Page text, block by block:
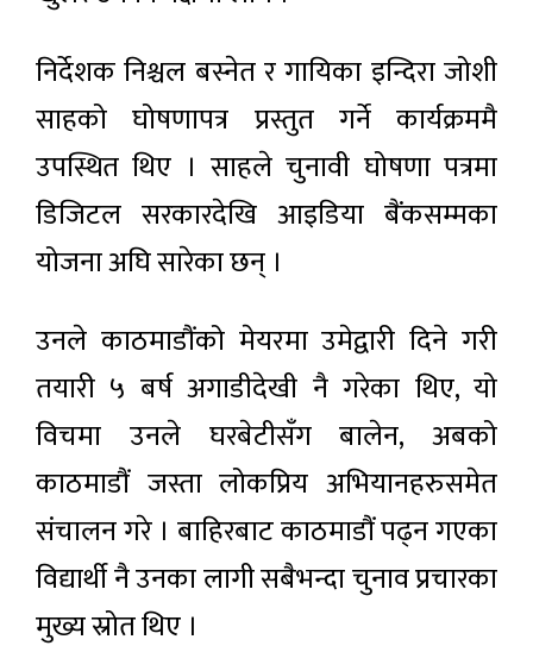
निर्देशक निश्चल बस्नेत र गायिका इन्दिरा जोशी
साहको घोषणापत्र प्रस्तुत गर्ने कार्यक्रममै
उपस्थित थिए । साहले चुनावी घोषणा पत्रमा
डिजिटल सरकारदेखि आइडिया बैंकसम्मका
योजना अघि सारेका छन् ।
उनले काठमाडौंको मेयरमा उमेद्वारी दिने गरी
तयारी ५ बर्ष अगाडीदेखी नै गरेका थिए, यो
विचमा उनले घरबेटीसँग बालेन, अबको
काठमाडौं जस्ता लोकप्रिय अभियानहरुसमेत
संचालन गरे । बाहिरबाट काठमाडौं पढ्न गएका
विद्यार्थी नै उनका लागी सबैभन्दा चुनाव प्रचारका
मुख्य स्रोत थिए ।